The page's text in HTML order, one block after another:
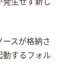
発生せず新し
ースが格納さ
動するフォル